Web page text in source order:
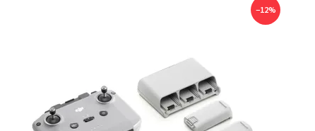
−12%